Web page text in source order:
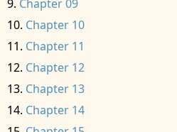
Chapter 09
Chapter 10
Chapter 11
Chapter 12
Chapter 13
Chapter 14